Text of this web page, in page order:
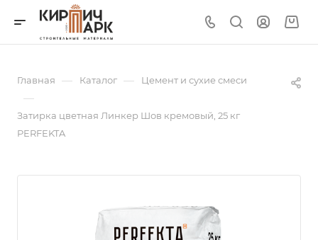
Главная — Каталог — Цемент и сухие смеси
—
Затирка цветная Линкер Шов кремовый, 25 кг
PERFEKTA